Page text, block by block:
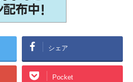
シェア
Pocket